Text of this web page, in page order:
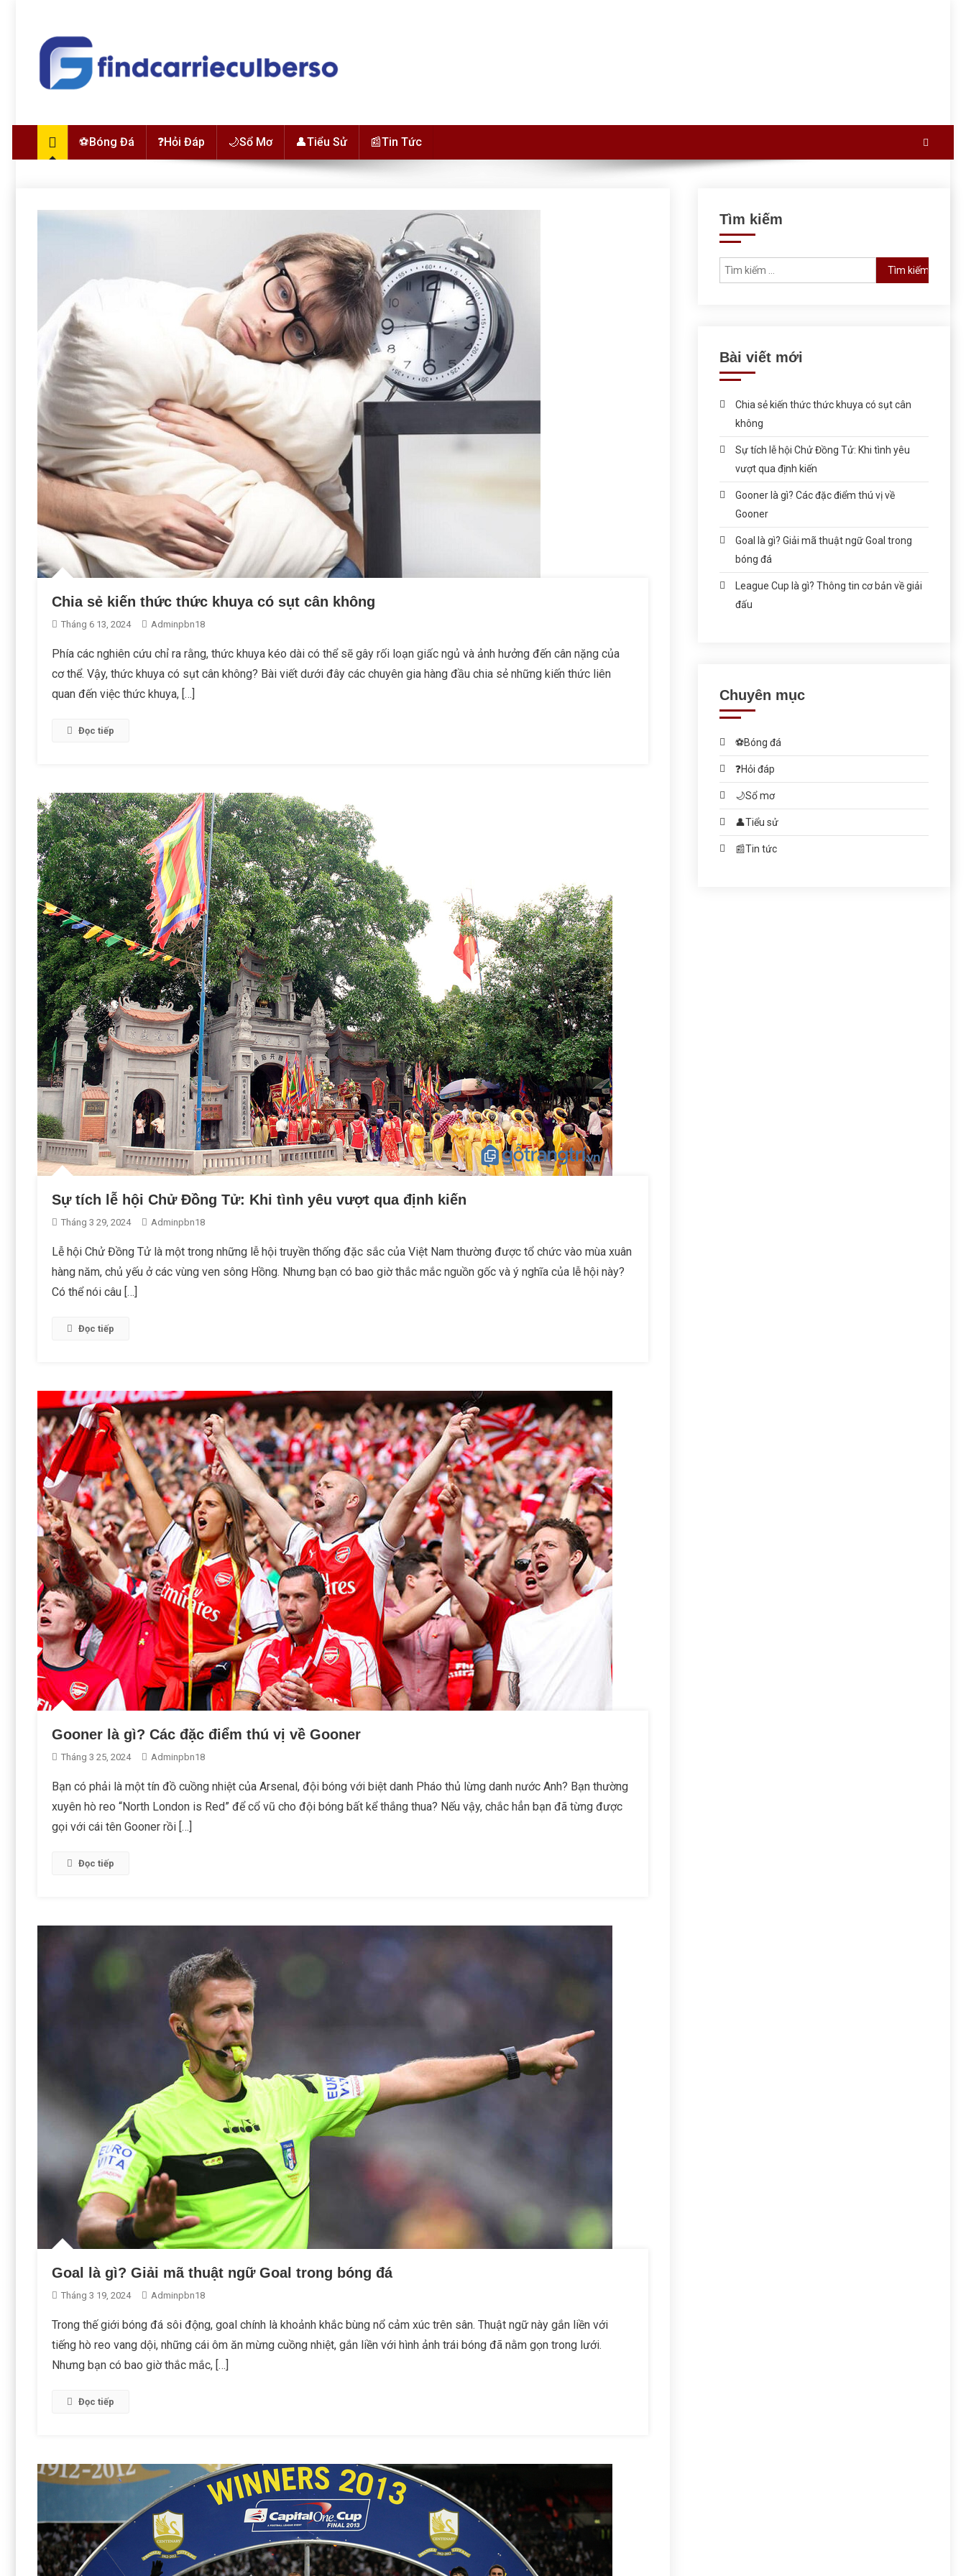
⚽Bóng Đá ❓Hỏi Đáp 🌙Sổ Mơ 👤Tiểu Sử 📰Tin Tức
Chia sẻ kiến thức thức khuya có sụt cân không
Tháng 6 13, 2024 Adminpbn18
Phía các nghiên cứu chỉ ra rằng, thức khuya kéo dài có thể sẽ gây rối loạn giấc ngủ và ảnh hưởng đến cân nặng của
cơ thể. Vậy, thức khuya có sụt cân không? Bài viết dưới đây các chuyên gia hàng đầu chia sẻ những kiến thức liên
quan đến việc thức khuya, […]
Đọc tiếp
Sự tích lễ hội Chử Đồng Tử: Khi tình yêu vượt qua định kiến
Tháng 3 29, 2024 Adminpbn18
Lễ hội Chử Đồng Tử là một trong những lễ hội truyền thống đặc sắc của Việt Nam thường được tổ chức vào mùa xuân
hàng năm, chủ yếu ở các vùng ven sông Hồng. Nhưng bạn có bao giờ thắc mắc nguồn gốc và ý nghĩa của lễ hội này?
Có thể nói câu […]
Đọc tiếp
Gooner là gì? Các đặc điểm thú vị về Gooner
Tháng 3 25, 2024 Adminpbn18
Bạn có phải là một tín đồ cuồng nhiệt của Arsenal, đội bóng với biệt danh Pháo thủ lừng danh nước Anh? Bạn thường
xuyên hò reo “North London is Red” để cổ vũ cho đội bóng bất kể thắng thua? Nếu vậy, chắc hẳn bạn đã từng được
gọi với cái tên Gooner rồi […]
Đọc tiếp
Goal là gì? Giải mã thuật ngữ Goal trong bóng đá
Tháng 3 19, 2024 Adminpbn18
Trong thế giới bóng đá sôi động, goal chính là khoảnh khắc bùng nổ cảm xúc trên sân. Thuật ngữ này gắn liền với
tiếng hò reo vang dội, những cái ôm ăn mừng cuồng nhiệt, gắn liền với hình ảnh trái bóng đã nằm gọn trong lưới.
Nhưng bạn có bao giờ thắc mắc, […]
Đọc tiếp
Tìm kiếm
Tìm kiếm cho:
Bài viết mới
Chia sẻ kiến thức thức khuya có sụt cân
không
Sự tích lễ hội Chử Đồng Tử: Khi tình yêu
vượt qua định kiến
Gooner là gì? Các đặc điểm thú vị về
Gooner
Goal là gì? Giải mã thuật ngữ Goal trong
bóng đá
League Cup là gì? Thông tin cơ bản về giải
đấu
Chuyên mục
⚽Bóng đá
❓Hỏi đáp
🌙Sổ mơ
👤Tiểu sử
📰Tin tức